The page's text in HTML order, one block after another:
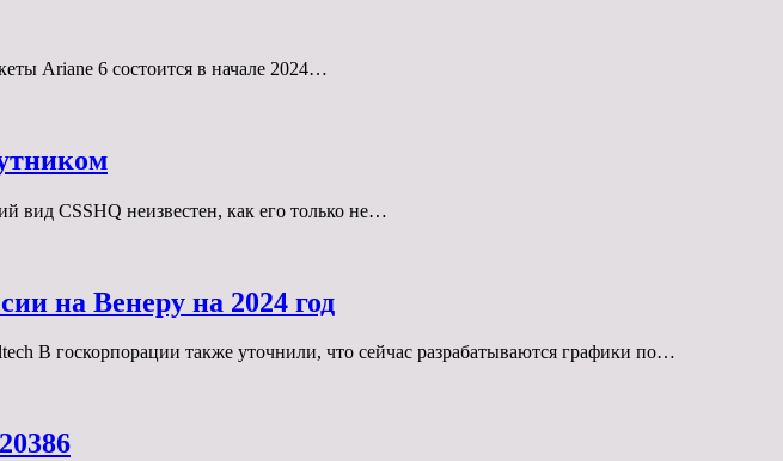
Ariane 6 состоится в начале 2024…
вид CSSHQ неизвестен, как его только не…
на Венеру на 2024 год
В госкорпорации также уточнили, что сейчас разрабатываются графики по…